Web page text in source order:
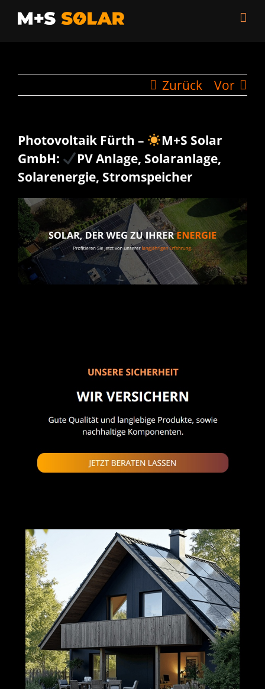
Zum
Inhalt
Zurück Vor
Photovoltaik Fürth –
M+S Solar
GmbH:
PV Anlage, Solaranlage,
Solarenergie, Stromspeicher